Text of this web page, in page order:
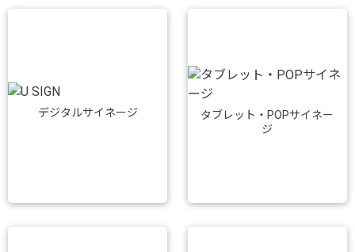
デジタルサイネージ
タブレット・POPサイネー
ジ